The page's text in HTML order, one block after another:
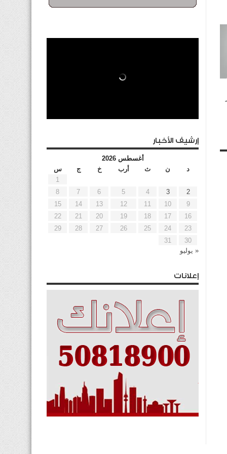
إرشيف الأخبار
أغسطس 2026
د
ن ث أرب خ ج
س
1
2
3
4
5
6
7
8
9
10
11
12
13
14
15
16
17
18
19
20
21
22
23
24
25
26
27
28
29
30
31
« يوليو
إعلانات